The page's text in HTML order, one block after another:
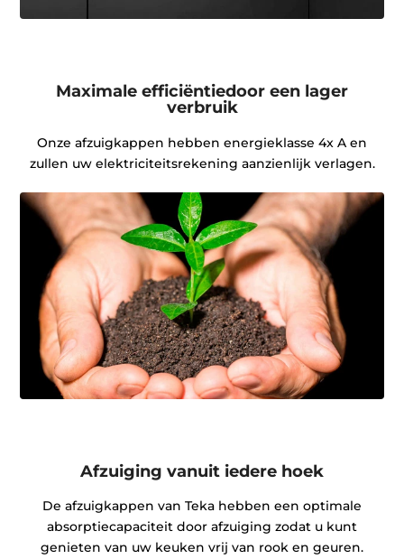
Maximale efficiëntiedoor een lager
verbruik
Onze afzuigkappen hebben energieklasse 4x A en
zullen uw elektriciteitsrekening aanzienlijk verlagen.
Afzuiging vanuit iedere hoek
De afzuigkappen van Teka hebben een optimale
absorptiecapaciteit door afzuiging zodat u kunt
genieten van uw keuken vrij van rook en geuren.